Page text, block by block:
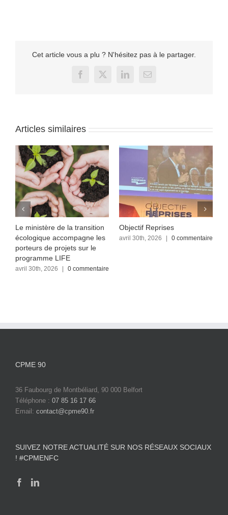
Cet article vous a plu ? N'hésitez pas à le partager.
Facebook
X LinkedInEmail
Articles similaires
Le ministère de la transition
écologique accompagne les
porteurs de projets sur le
programme LIFE
avril 30th, 2026 | 0 commentaire
Objectif Reprises
avril 30th, 2026 | 0 commentaire
CPME 90
36 Faubourg de Montbéliard, 90 000 Belfort
Téléphone : 07 85 16 17 66
Email: contact@cpme90.fr
SUIVEZ NOTRE ACTUALITÉ SUR NOS RÉSEAUX SOCIAUX
! #CPMENFC